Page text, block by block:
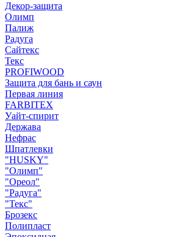
Декор-защита
Олимп
Палиж
Радуга
Сайтекс
Текс
PROFIWOOD
Защита для бань и саун
Первая линия
FARBITEX
Уайт-спирит
Держава
Нефрас
Шпатлевки
"HUSKY"
"Олимп"
"Ореол"
"Радуга"
"Текс"
Брозекс
Полипласт